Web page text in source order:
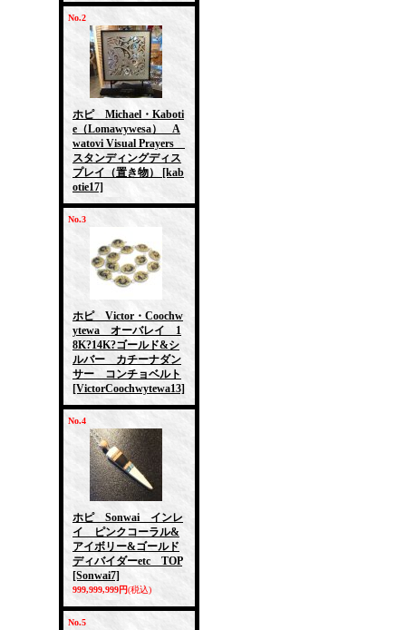
No.2
ホピ Michael・Kaboti
e（Lomawywesa） A
watovi Visual Prayers
スタンディングディス
プレイ（置き物）
[kab
otie17]
No.3
ホピ Victor・Coochw
ytewa オーバレイ 1
8K?14K?ゴールド&シ
ルバー カチーナダン
サー コンチョベルト
[VictorCoochwytewa13]
No.4
ホピ Sonwai インレ
イ ピンクコーラル&
アイボリー&ゴールド
ディバイダーetc TOP
[Sonwai7]
999,999,999円(税込)
No.5